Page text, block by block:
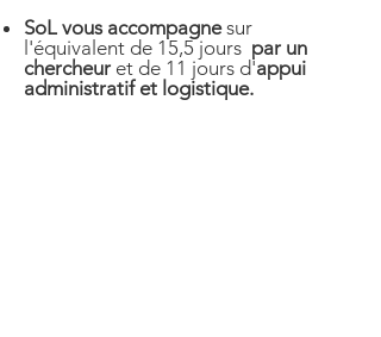
SoL vous accompagnesur
l'équivalent de 15,5 jours par un
chercheur et de 11 jours d'appui
administratif et logistique.